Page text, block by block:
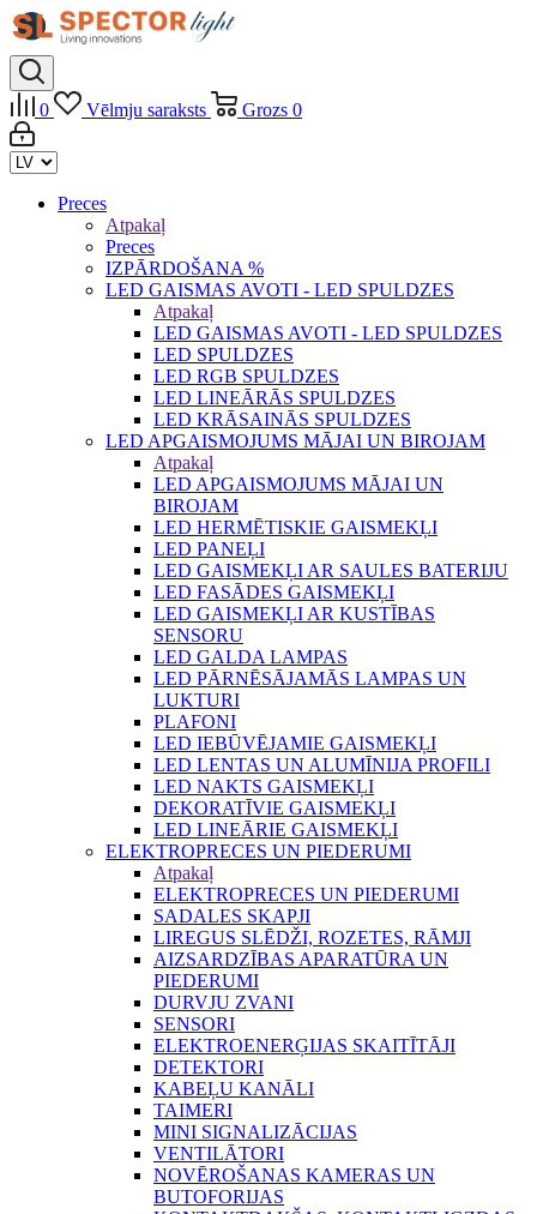
0 Vēlmju saraksts Grozs 0
Preces
Atpakaļ
Preces
IZPĀRDOŠANA %
LED GAISMAS AVOTI - LED SPULDZES
Atpakaļ
LED GAISMAS AVOTI - LED SPULDZES
LED SPULDZES
LED RGB SPULDZES
LED LINEĀRĀS SPULDZES
LED KRĀSAINĀS SPULDZES
LED APGAISMOJUMS MĀJAI UN BIROJAM
Atpakaļ
LED APGAISMOJUMS MĀJAI UN
BIROJAM
LED HERMĒTISKIE GAISMEKĻI
LED PANEĻI
LED GAISMEKĻI AR SAULES BATERIJU
LED FASĀDES GAISMEKĻI
LED GAISMEKĻI AR KUSTĪBAS
SENSORU
LED GALDA LAMPAS
LED PĀRNĒSĀJAMĀS LAMPAS UN
LUKTURI
PLAFONI
LED IEBŪVĒJAMIE GAISMEKĻI
LED LENTAS UN ALUMĪNIJA PROFILI
LED NAKTS GAISMEKĻI
DEKORATĪVIE GAISMEKĻI
LED LINEĀRIE GAISMEKĻI
ELEKTROPRECES UN PIEDERUMI
Atpakaļ
ELEKTROPRECES UN PIEDERUMI
SADALES SKAPJI
LIREGUS SLĒDŽI, ROZETES, RĀMJI
AIZSARDZĪBAS APARATŪRA UN
PIEDERUMI
DURVJU ZVANI
SENSORI
ELEKTROENERĢIJAS SKAITĪTĀJI
DETEKTORI
KABEĻU KANĀLI
TAIMERI
MINI SIGNALIZĀCIJAS
VENTILĀTORI
NOVĒROŠANAS KAMERAS UN
BUTOFORIJAS